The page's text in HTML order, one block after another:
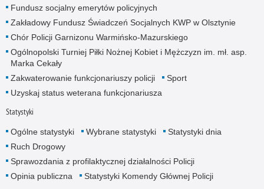
Fundusz socjalny emerytów policyjnych
Zakładowy Fundusz Świadczeń Socjalnych KWP w Olsztynie
Chór Policji Garnizonu Warmińsko-Mazurskiego
Ogólnopolski Turniej Piłki Nożnej Kobiet i Mężczyzn im. mł. asp.
Marka Cekały
Zakwaterowanie funkcjonariuszy policji
Sport
Uzyskaj status weterana funkcjonariusza
Statystyki
Ogólne statystyki Wybrane statystyki
Statystyki dnia
Ruch Drogowy
Sprawozdania z profilaktycznej działalności Policji
Opinia publiczna
Statystyki Komendy Głównej Policji